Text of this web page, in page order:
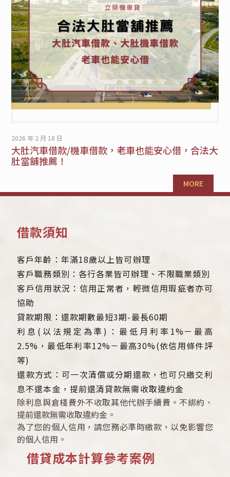
2026 年 2 月 18 日
大肚汽車借款/機車借款，老車也能安心借，合法大
肚當舖推薦！
MORE
借款須知
客戶年齡：年滿18歲以上皆可辦理
客戶職務類別：各行各業皆可辦理、不限職業類別
客戶信用狀況：信用正常者，輕微信用瑕疵者亦可
協助
貸款期限：還款期數最短3期-最長60期
利息(以法規定為準)：最低月利率1%－最高
2.5%，最低年利率12%－最高30%(依信用條件評
等)
還款方式：可一次清償或分期還款，也可只繳交利
息不還本金，提前還清貸款無需收取違約金
除利息與倉棧費外不收取其他代辦手續費。不綁約、
提前還款無需收取違約金。
為了您的個人信用，請您務必準時繳款，以免影響您
的個人信用。
借貸成本計算參考案例